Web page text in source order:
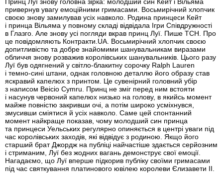
привернув увагу емоційними гримасами. Восьмирічний хлопчик
своєю знову замилував усіх навколо. Родина принцеси Кейт
і принца Вільяма у повному складі відвідала Ігри Співдружності
в Глазго. Але знову усі погляди вкрав принц Луї. Пише ТСН. Про
це повідомляють Контракти.UA. Восьмирічний хлопчик своєю
допитливістю та добре знайомими шанувальникам виразами
обличчя знову розважив королівських шанувальників. Цього разу
Луї був одягнений у світло-блакитну сорочку Ralph Lauren
і темно-сині штани, однак головною деталлю його образу став
яскравий капелюх з принтом. Це сувенірний головний убір
з написом Beicio Cymru. Принц не зміг перед ним встояти
і насунув червоний капелюх низько на голову, в якийсь момент
майже повністю закривши очі, а потім широко усміхнувся,
змусивши сміятися й усіх навколо. Саме цей спонтанний
момент найкраще показав, чому молодший син принца
та принцеси Уельських регулярно опиняється в центрі уваги під
час королівських заходів, які відвідує з родиною. Якщо його
старший брат Джордж на публіці найчастіше здається серйозним
і стриманим, Луї без жодних вагань демонструє свої емоції.
Нагадаємо, що Луї вперше підкорив публіку своїми гримасами
під час святкування платинового ювілею королеви Єлизавети II.